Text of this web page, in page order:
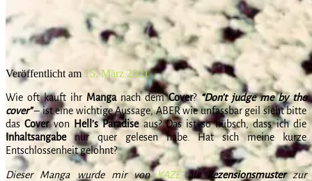
Veröffentlicht am 15. März 2021
Wie oft kauft ihr Manganach demCover?“Don’t judge me by the
cover”– ist eine wichtige Aussage, ABER wie unfassbar geil sieht bitte
dasCovervon Hell’s Paradiseaus? Das ist so hübsch, dass ich die
Inhaltsangabenur quer gelesen habe. Hat sich meine kurze
Entschlossenheit gelohnt?
Dieser Manga wurde mir vonKAZÉals Rezensionsmusterzur